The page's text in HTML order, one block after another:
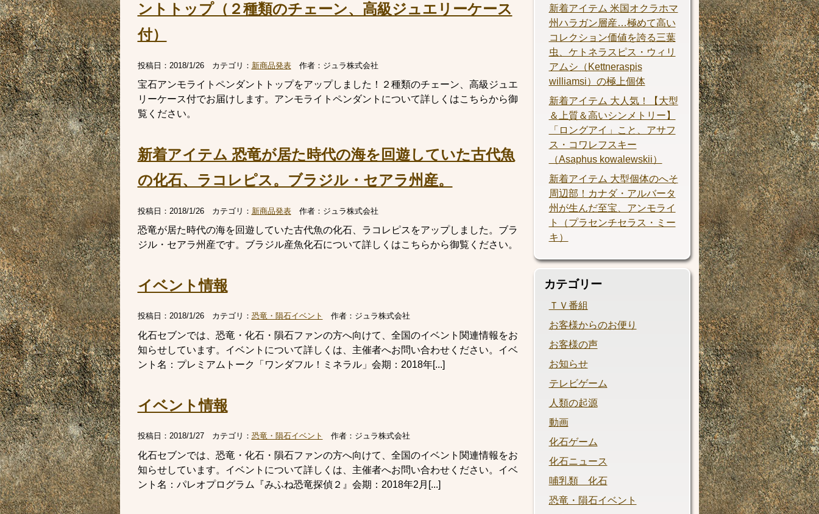
ントトップ（２種類のチェーン、高級ジュエリーケース
付）
投稿日： 2018/1/26カテゴリ： 新商品発表作者： ジュラ株式会社
宝石アンモライトペンダントトップをアップしました！２種類のチェーン、高級ジュエ
リーケース付でお届けします。アンモライトペンダントについて詳しくはこちらから御
覧ください。
新着アイテム 恐竜が居た時代の海を回遊していた古代魚
の化石、ラコレピス。ブラジル・セアラ州産。
投稿日： 2018/1/26カテゴリ： 新商品発表作者： ジュラ株式会社
恐竜が居た時代の海を回遊していた古代魚の化石、ラコレピスをアップしました。ブラ
ジル・セアラ州産です。ブラジル産魚化石について詳しくはこちらから御覧ください。
イベント情報
投稿日： 2018/1/26カテゴリ： 恐竜・隕石イベント 作者： ジュラ株式会社
化石セブンでは、恐竜・化石・隕石ファンの方へ向けて、全国のイベント関連情報をお
知らせしています。イベントについて詳しくは、主催者へお問い合わせください。イベ
ント名：プレミアムトーク「ワンダフル！ミネラル」会期：2018年[...]
イベント情報
投稿日： 2018/1/27カテゴリ： 恐竜・隕石イベント 作者： ジュラ株式会社
化石セブンでは、恐竜・化石・隕石ファンの方へ向けて、全国のイベント関連情報をお
知らせしています。イベントについて詳しくは、主催者へお問い合わせください。イベ
ント名：パレオプログラム『みふね恐竜探偵２』会期：2018年2月[...]
新着アイテム 米国オクラホマ
州ハラガン層産…極めて高い
コレクション価値を誇る三葉
虫、ケトネラスピス・ウィリ
アムシ（Kettneraspis
williamsi）の極上個体
新着アイテム 大人気！【大型
＆上質＆高いシンメトリー】
「ロングアイ」こと、アサフ
ス・コワレフスキー
（Asaphus kowalewskii）
新着アイテム 大型個体のへそ
周辺部！カナダ・アルバータ
州が生んだ至宝、アンモライ
ト（プラセンチセラス・ミー
キ）
カテゴリー
ＴＶ番組
お客様からのお便り
お客様の声
お知らせ
テレビゲーム
人類の起源
動画
化石ゲーム
化石ニュース
哺乳類 化石
恐竜・隕石イベント